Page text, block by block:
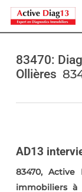
Skip
content83470:
Ollières
AD13
83470, Active
immobiliers à